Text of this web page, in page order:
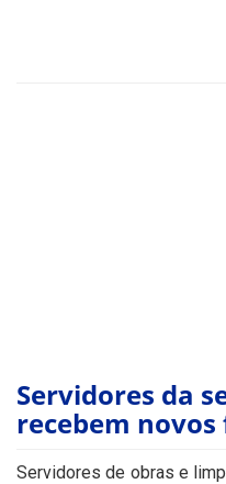
Servidores da
recebem
Servidores de obras e